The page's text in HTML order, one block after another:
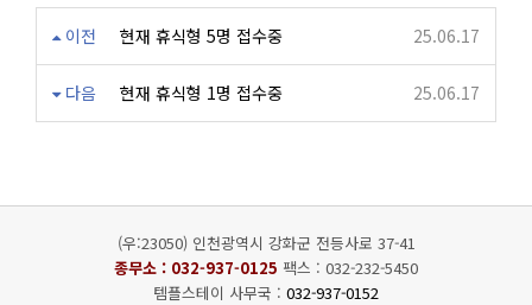
이전 현재 휴식형 5명 접수중 25.06.17
다음 현재 휴식형 1명 접수중 25.06.17
(우:23050) 인천광역시 강화군 전등사로 37-41
종무소 : 032-937-0125 팩스 : 032-232-5450
템플스테이 사무국 : 032-937-0152